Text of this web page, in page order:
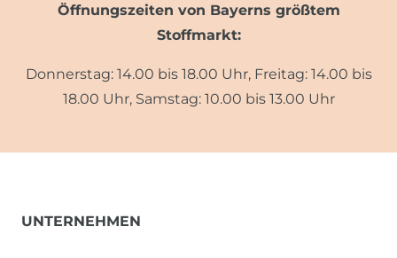
Öffnungszeiten von Bayerns größtem
Stoffmarkt:
Donnerstag: 14.00 bis 18.00 Uhr, Freitag: 14.00 bis
18.00 Uhr, Samstag: 10.00 bis 13.00 Uhr
UNTERNEHMEN